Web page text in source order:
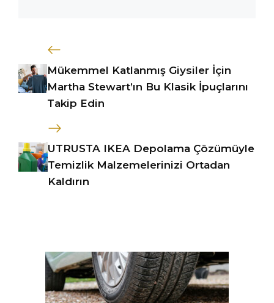
Mükemmel Katlanmış Giysiler İçin
Martha Stewart’ın Bu Klasik İpuçlarını
Takip Edin
UTRUSTA IKEA Depolama Çözümüyle
Temizlik Malzemelerinizi Ortadan
Kaldırın